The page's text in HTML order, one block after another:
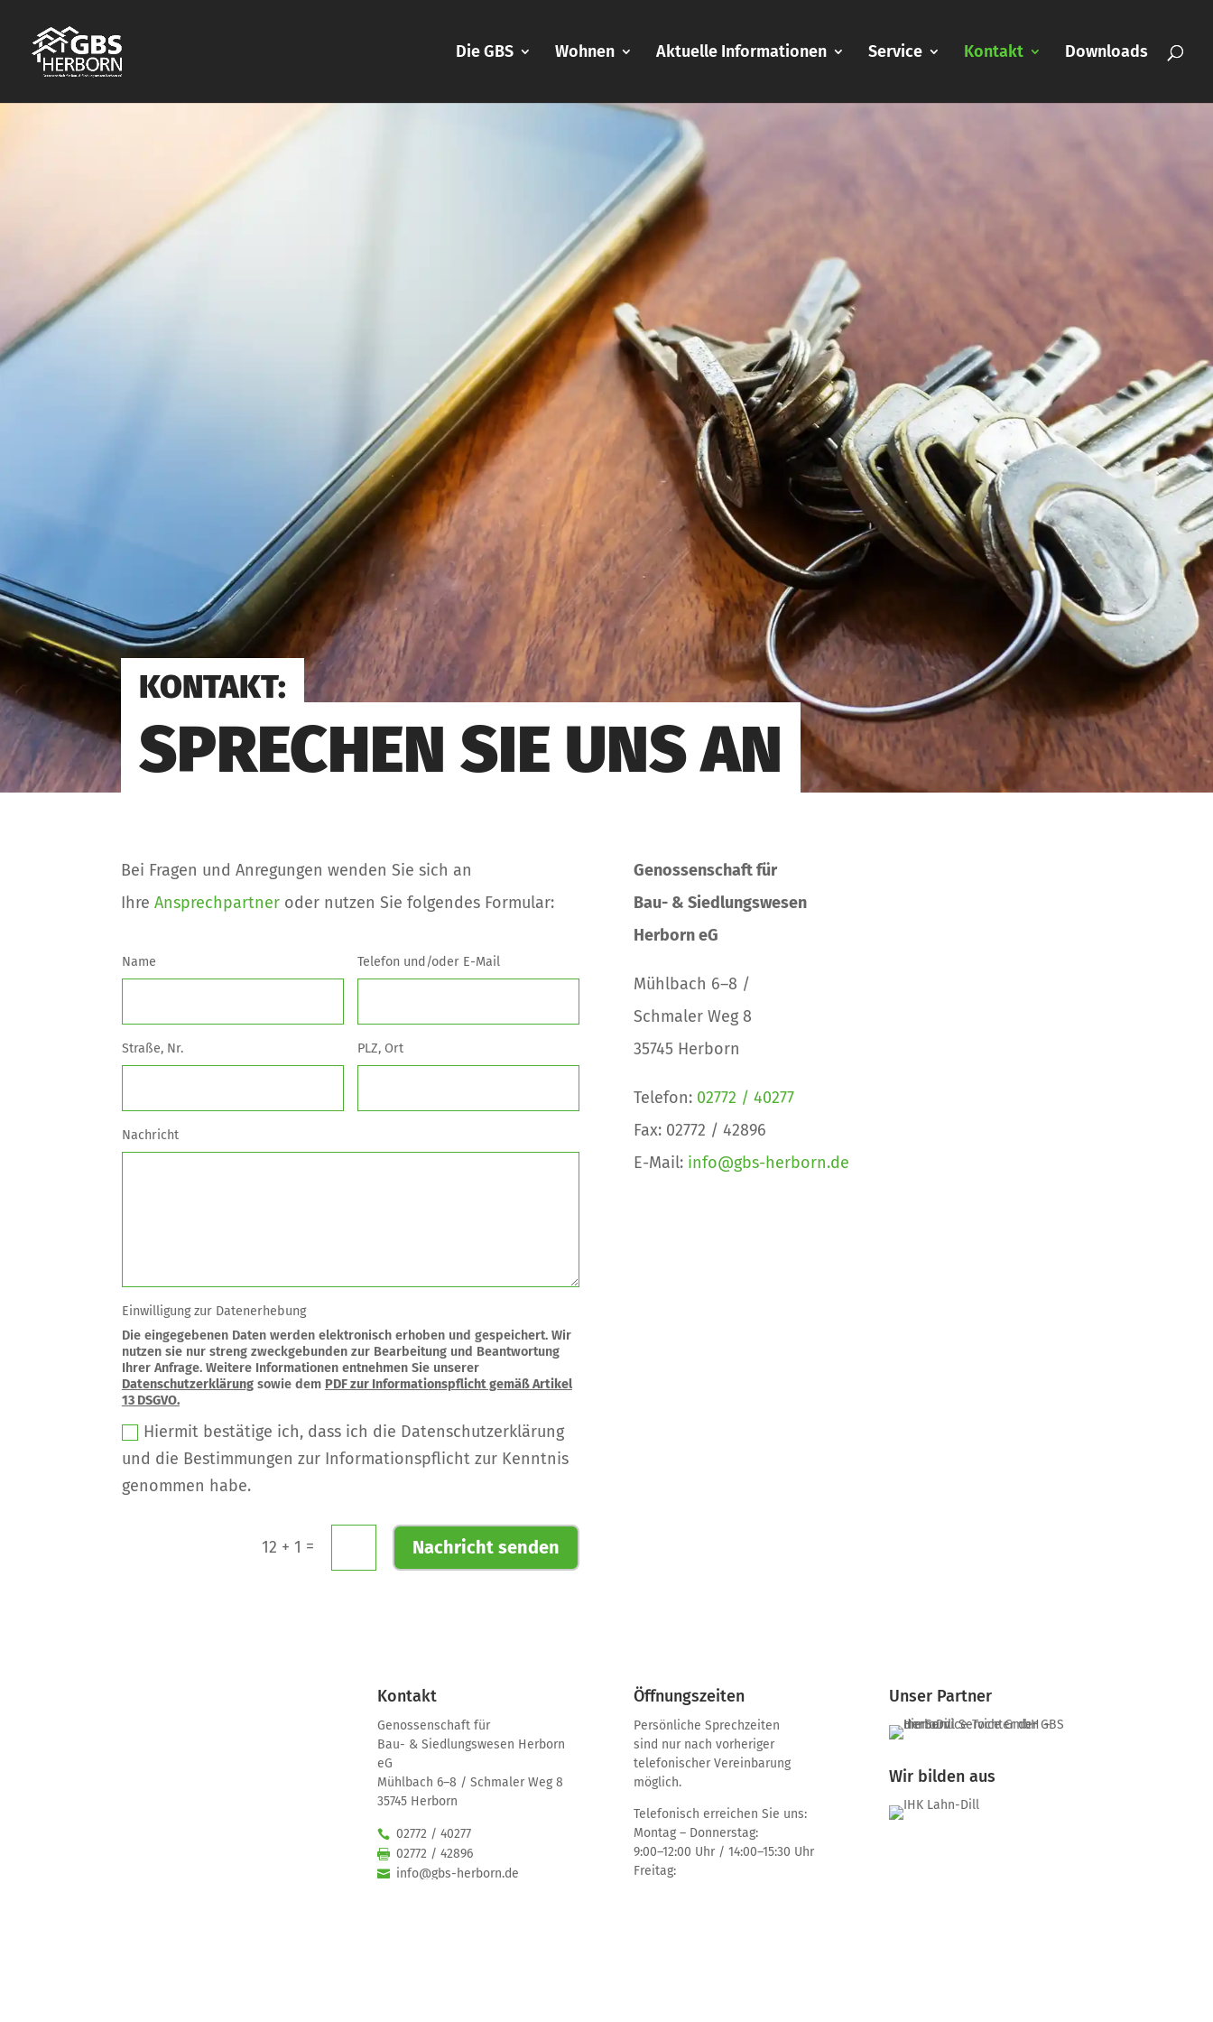
Die GBS Wohnen Aktuelle Informationen Service Kontakt Downloads
KONTAKT:
SPRECHEN SIE UNS AN
Bei Fragen und Anregungen wenden Sie sich an
IhreAnsprechpartner oder nutzen Sie folgendes Formular:
Name Telefon und/oder E-Mail
Straße, Nr. PLZ, Ort
Nachricht
Einwilligung zur Datenerhebung
Die eingegebenen Daten werden elektronisch erhoben und gespeichert. Wir
nutzen sie nur streng zweckgebunden zur Bearbeitung und Beantwortung
Ihrer Anfrage. Weitere Informationen entnehmen Sie unserer
Datenschutzerklärungsowie dem PDF zur Informationspflicht gemäß Artikel
13 DSGVO.
Hiermit bestätige ich, dass ich die Datenschutzerklärung
und die Bestimmungen zur Informationspflicht zur Kenntnis
genommen habe.
12 + 1 = Nachricht senden
Genossenschaft für
Bau- & Siedlungswesen
Herborn eG
Mühlbach 6–8 /
Schmaler Weg 8
35745 Herborn
Telefon: 02772 / 40277
Fax: 02772 / 42896
E-Mail: info@gbs-herborn.de
Kontakt
Genossenschaft für
Bau- & Siedlungswesen Herborn
eG
Mühlbach 6–8 / Schmaler Weg 8
35745 Herborn
02772 / 40277
02772 / 42896
info@gbs-herborn.de
Öffnungszeiten
Persönliche Sprechzeiten
sind nur nach vorheriger
telefonischer Vereinbarung
möglich.
Telefonisch erreichen Sie uns:
Montag – Donnerstag:
9:00–12:00 Uhr / 14:00–15:30 Uhr
Freitag:
Unser Partner
Wir bilden aus